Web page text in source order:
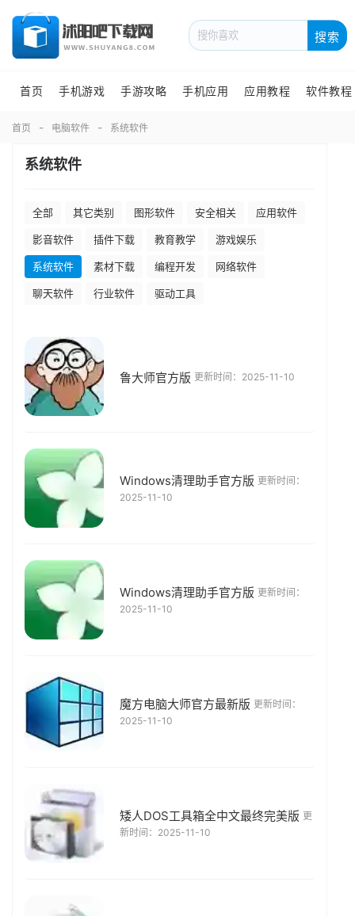
搜索
首页 手机游戏 手游攻略 手机应用 应用教程 软件教程
首页 电脑软件 系统软件
系统软件
全部 其它类别 图形软件 安全相关 应用软件
影音软件 插件下载 教育教学 游戏娱乐
系统软件 素材下载 编程开发 网络软件
聊天软件 行业软件 驱动工具
鲁大师官方版 更新时间：2025-11-10
Windows清理助手官方版 更新时间：
2025-11-10
Windows清理助手官方版 更新时间：
2025-11-10
魔方电脑大师官方最新版 更新时间：
2025-11-10
矮人DOS工具箱全中文最终完美版 更
新时间：2025-11-10